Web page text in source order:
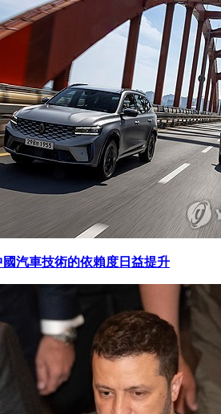
汽車技術的依賴度日益提升